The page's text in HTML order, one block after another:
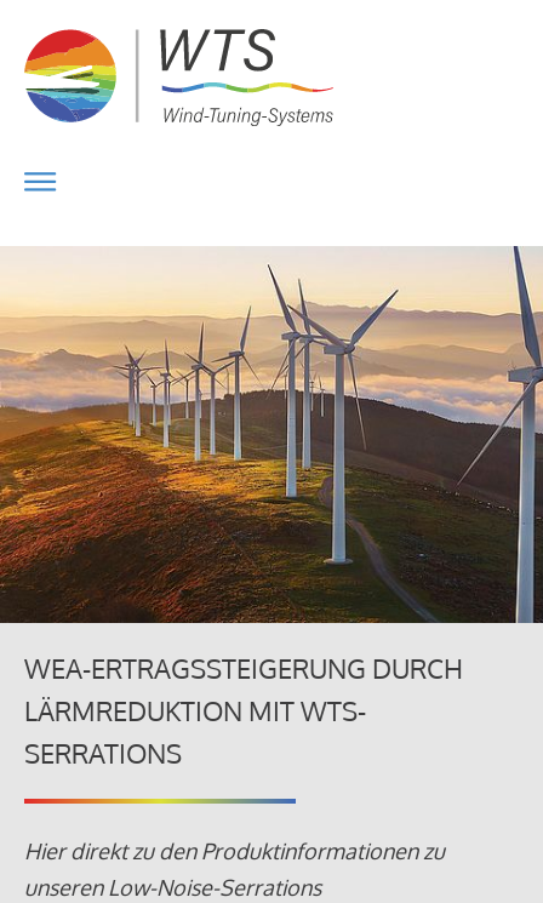
WEA-ERTRAGSSTEIGERUNG DURCH
LÄRMREDUKTION MIT WTS-
SERRATIONS
Hier direkt zu den Produktinformationen zu
unseren Low-Noise-Serrations